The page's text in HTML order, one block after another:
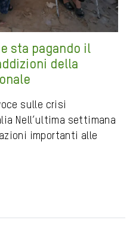
sta pagando il
della
sulle crisi
Nell’ultima settimana
importanti alle